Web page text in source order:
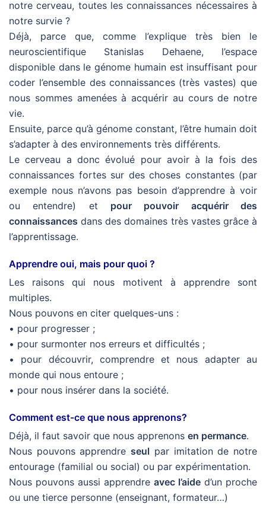
notre cerveau, toutes les connaissances nécessaires à
notre survie ?
Déjà, parce que, comme l’explique très bien le
neuroscientifique Stanislas Dehaene, l’espace
disponible dans le génome humain est insuffisant pour
coder l’ensemble des connaissances (très vastes) que
nous sommes amenées à acquérir au cours de notre
vie.
Ensuite, parce qu’à génome constant, l’être humain doit
s’adapter à des environnements très différents.
Le cerveau a donc évolué pour avoir à la fois des
connaissances fortes sur des choses constantes (par
exemple nous n’avons pas besoin d’apprendre à voir
ou entendre) et pour pouvoir acquérir des
connaissances dans des domaines très vastes grâce à
l’apprentissage.
Apprendre oui, mais pour quoi ?
Les raisons qui nous motivent à apprendre sont
multiples.
Nous pouvons en citer quelques-uns :
• pour progresser ;
• pour surmonter nos erreurs et difficultés ;
• pour découvrir, comprendre et nous adapter au
monde qui nous entoure ;
• pour nous insérer dans la société.
Comment est-ce que nous apprenons?
Déjà, il faut savoir que nous apprenons en permance.
Nous pouvons apprendreseul par imitation de notre
entourage (familial ou social) ou par expérimentation.
Nous pouvons aussi apprendre avec l’aide d’un proche
ou une tierce personne (enseignant, formateur…)